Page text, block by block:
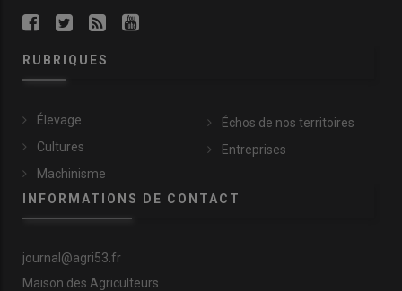
RUBRIQUES
Élevage
Cultures
Machinisme
Échos de nos territoires
Entreprises
INFORMATIONS DE CONTACT
journal@agri53.fr
Maison des Agriculteurs